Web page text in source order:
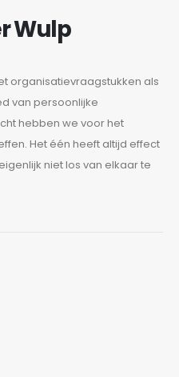
Wulp
organisatievraagstukken als
van persoonlijke
hebben we voor het
Het één heeft altijd effect
niet los van elkaar te